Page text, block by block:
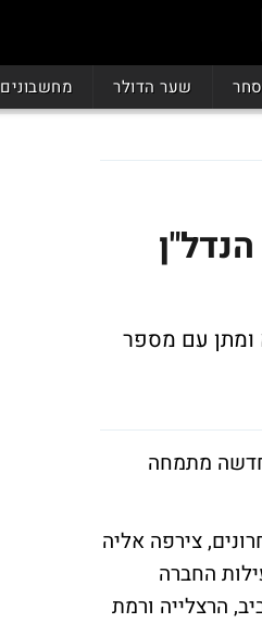
שער הדולר מחשבונים
ומתן עם מספר
מתמחה
צירפה אליה
תמ"א 38 כדי לבסס את פעילות החברה
הרצלייה ורמת